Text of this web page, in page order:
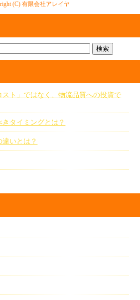
(C) 有限会社アレイヤ
スト」ではなく、物流品質への投資で
タイミングとは？
いとは？